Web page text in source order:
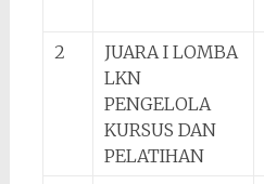
2
JUARA I LOMBA
LKN
PENGELOLA
KURSUS DAN
PELATIHAN